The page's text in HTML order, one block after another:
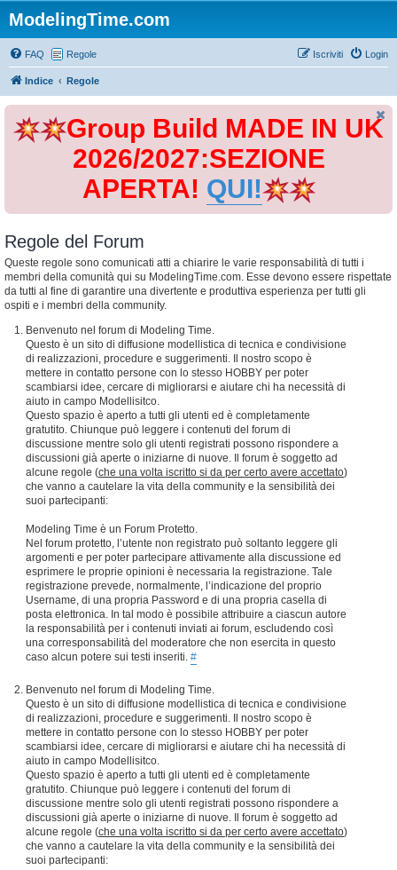
ModelingTime.com
FAQ Regole Login
Iscriviti
Indice Regole
Group Build MADE IN UK
2026/2027:SEZIONE
APERTA! QUI!
Regole del Forum
Queste regole sono comunicati atti a chiarire le varie responsabilità di tutti i
membri della comunità qui su ModelingTime.com. Esse devono essere rispettate
da tutti al fine di garantire una divertente e produttiva esperienza per tutti gli
ospiti e i membri della community.
Benvenuto nel forum di Modeling Time.
Questo è un sito di diffusione modellistica di tecnica e condivisione
di realizzazioni, procedure e suggerimenti. Il nostro scopo è
mettere in contatto persone con lo stesso HOBBY per poter
scambiarsi idee, cercare di migliorarsi e aiutare chi ha necessità di
aiuto in campo Modellisitco.
Questo spazio è aperto a tutti gli utenti ed è completamente
gratutito. Chiunque può leggere i contenuti del forum di
discussione mentre solo gli utenti registrati possono rispondere a
discussioni già aperte o iniziarne di nuove. Il forum è soggetto ad
alcune regole (che una volta iscritto si da per certo avere accettato)
che vanno a cautelare la vita della community e la sensibilità dei
suoi partecipanti:
Modeling Time è un Forum Protetto.
Nel forum protetto, l’utente non registrato può soltanto leggere gli
argomenti e per poter partecipare attivamente alla discussione ed
esprimere le proprie opinioni è necessaria la registrazione. Tale
registrazione prevede, normalmente, l’indicazione del proprio
Username, di una propria Password e di una propria casella di
posta elettronica. In tal modo è possibile attribuire a ciascun autore
la responsabilità per i contenuti inviati ai forum, escludendo così
una corresponsabilità del moderatore che non esercita in questo
caso alcun potere sui testi inseriti. #
Benvenuto nel forum di Modeling Time.
Questo è un sito di diffusione modellistica di tecnica e condivisione
di realizzazioni, procedure e suggerimenti. Il nostro scopo è
mettere in contatto persone con lo stesso HOBBY per poter
scambiarsi idee, cercare di migliorarsi e aiutare chi ha necessità di
aiuto in campo Modellisitco.
Questo spazio è aperto a tutti gli utenti ed è completamente
gratutito. Chiunque può leggere i contenuti del forum di
discussione mentre solo gli utenti registrati possono rispondere a
discussioni già aperte o iniziarne di nuove. Il forum è soggetto ad
alcune regole (che una volta iscritto si da per certo avere accettato)
che vanno a cautelare la vita della community e la sensibilità dei
suoi partecipanti: